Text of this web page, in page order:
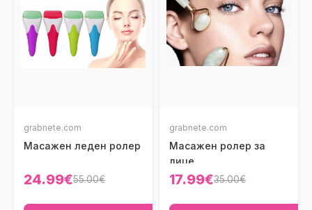
grabnete.com
Масажен леден ролер
24.99€55.00€
grabnete.com
Масажен ролер за
лице
17.99€35.00€